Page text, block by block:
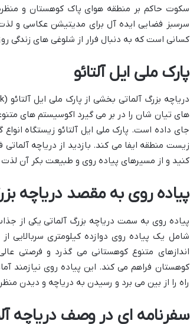
سکوت حاکم بر منطقه هوای پاک کوهستان و
سرسبز فضایی ایده آل برای مدیتیشن عکاسی و
کسانی است که به دنبال فرار از شلوغی های
پارک ملی ایل آلتائو
های تیان شان را در بر می گیرد اکوسیستم های
جای داده است. پارک ملی ایل آلتائو زیستگاه
زیست منطقه ایفا می کند. بازدید از دریاچه
کنید و از مسیرهای پیاده روی و طبیعت بکر آن لذت
پیاده روی به مقصد دریاچه
پیاده روی به سمت دریاچه بزرگ آلماتی یکی از
شامل یک پیاده روی دوازده کیلومتری
اندازهای متنوع کوهستانی می گذرد و فرصتی
کوهستان فراهم می کند. این پیاده روی نیازمند
راه را از بین می برد و رسیدن به دریاچه و دیدن
سفرنامه ای در وصف دریاچه